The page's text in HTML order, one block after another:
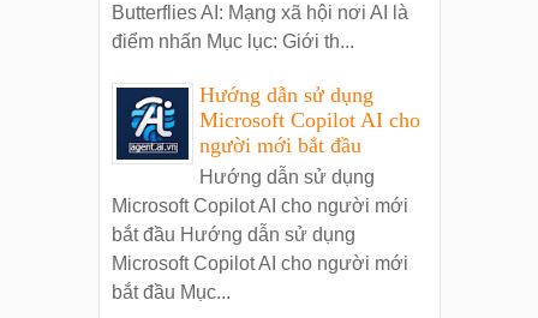
Butterflies AI: Mạng xã hội nơi AI là
điểm nhấn Mục lục: Giới th...
Hướng dẫn sử dụng
Microsoft Copilot AI cho
người mới bắt đầu
Hướng dẫn sử dụng
Microsoft Copilot AI cho người mới
bắt đầu Hướng dẫn sử dụng
Microsoft Copilot AI cho người mới
bắt đầu Mục...